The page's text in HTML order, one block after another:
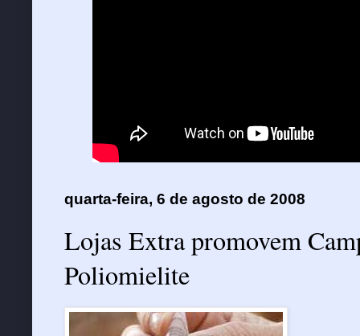
quarta-feira, 6 de agosto de 2008
Lojas Extra promovem
Poliomielite